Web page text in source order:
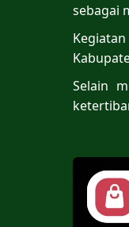
sebagai
Selain